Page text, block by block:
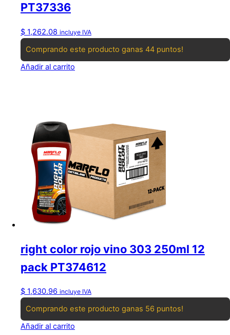
PT37336
$ 1,262.08 incluye IVA
Comprando este producto ganas 44 puntos!
Añadir al carrito
right color rojo vino 303 250ml 12
pack PT374612
$ 1,630.96 incluye IVA
Comprando este producto ganas 56 puntos!
Añadir al carrito